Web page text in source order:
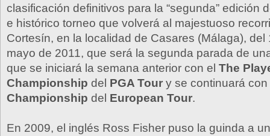
clasificación definitivos para la “segunda” edición
e histórico torneo que volverá al majestuoso
Cortesín, en la localidad de Casares (Málaga), del
mayo de 2011, que será la segunda parada de
que se iniciará la semana anterior con el The
Championship del PGA Tour y se continuará
Championship del European Tour.
En 2009, el inglés Ross Fisher puso la guinda a